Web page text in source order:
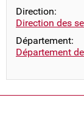
Direction:
Direction des
Département:
Département